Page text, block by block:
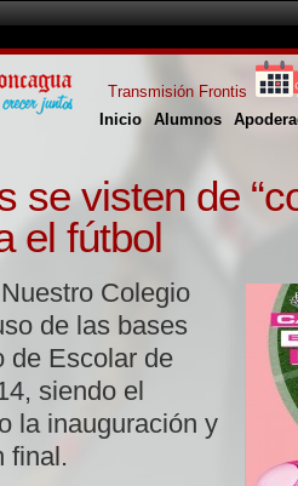
Inicio Alumnos
Transmisión Frontis
se visten de
el fútbol
Colegio
de las bases
de Escolar de
siendo el
la inauguración y
final.